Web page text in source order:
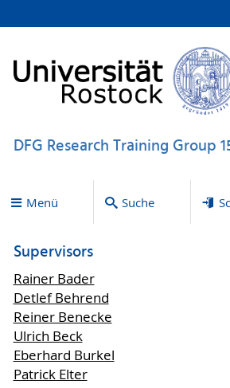
DFG Research Training Group
Menü Suche
Supervisors
Rainer Bader
Detlef Behrend
Reiner Benecke
Ulrich Beck
Eberhard Burkel
Patrick Elter